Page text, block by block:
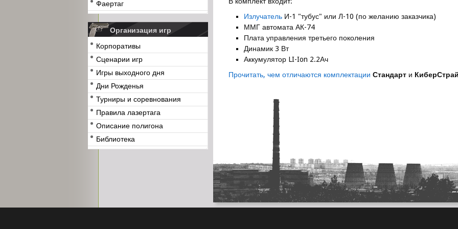
Фаертаг
Организация игр
Корпоративы
Сценарии игр
Игры выходного дня
Дни Рожденья
Турниры и соревнования
Правила лазертага
Описание полигона
Библиотека
Излучатель И-1 "тубус" или Л-10 (по желанию заказчика)
ММГ автомата АК-74
Плата управления третьего поколения
Динамик 3 Вт
Аккумулятор LI-Ion 2.2Ач
Прочитать, чем отличаются комплектации Стандарт и